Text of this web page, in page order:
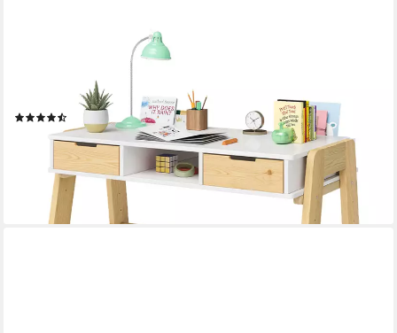
Kinderschreibtisch Campo, höhenverstellbar 56-75 cm (mit
Schubladen, 1 Ablagefach und 3 Aufbewahrungsfächer),
99,99 € UVP169,99 €
lieferbar - in 2-3 Werktagen bei dir